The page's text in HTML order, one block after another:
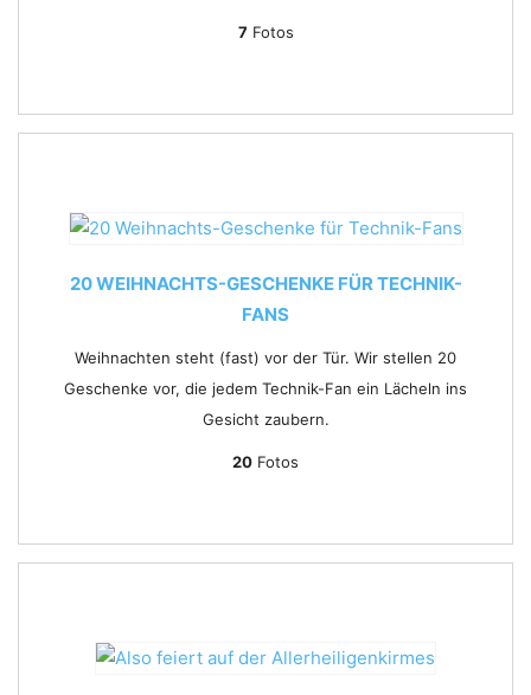
7Fotos
20 WEIHNACHTS-GESCHENKE FÜR TECHNIK-
FANS
Weihnachten steht (fast) vor der Tür. Wir stellen 20
Geschenke vor, die jedem Technik-Fan ein Lächeln ins
Gesicht zaubern.
20 Fotos